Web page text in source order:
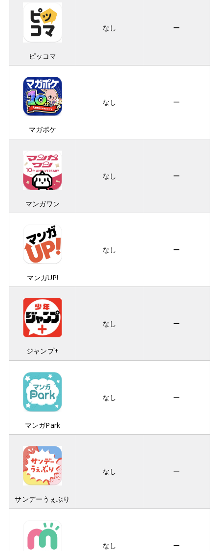
ピッコマ
なし ー
マガポケ
なし ー
マンガワン
なし ー
マンガUP!
なし ー
ジャンプ+
なし ー
マンガPark
なし ー
サンデーうぇぶり
なし ー
なし ー